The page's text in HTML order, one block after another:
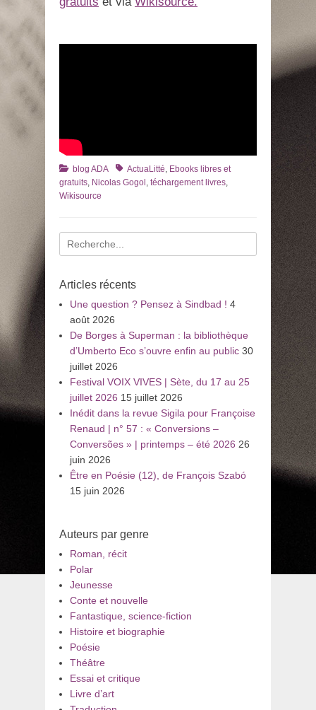
Catégories
blog ADA TagsActuaLitté Ebooks libres et
gratuits Nicolas Gogol téchargement livres
Wikisource
Recherche
pour
Articles récents
Une question ? Pensez à Sindbad ! 4
août 2026
De Borges à Superman : la bibliothèque
d’Umberto Eco s’ouvre enfin au public 30
juillet 2026
Festival VOIX VIVES | Sète, du 17 au 25
juillet 2026 15 juillet 2026
Inédit dans la revue Sigila pour Françoise
Renaud | n° 57 : « Conversions –
Conversões » | printemps – été 2026 26
juin 2026
Être en Poésie (12), de François Szabó
15 juin 2026
Auteurs par genre
Roman, récit
Polar
Jeunesse
Conte et nouvelle
Fantastique, science-fiction
Histoire et biographie
Poésie
Théâtre
Essai et critique
Livre d’art